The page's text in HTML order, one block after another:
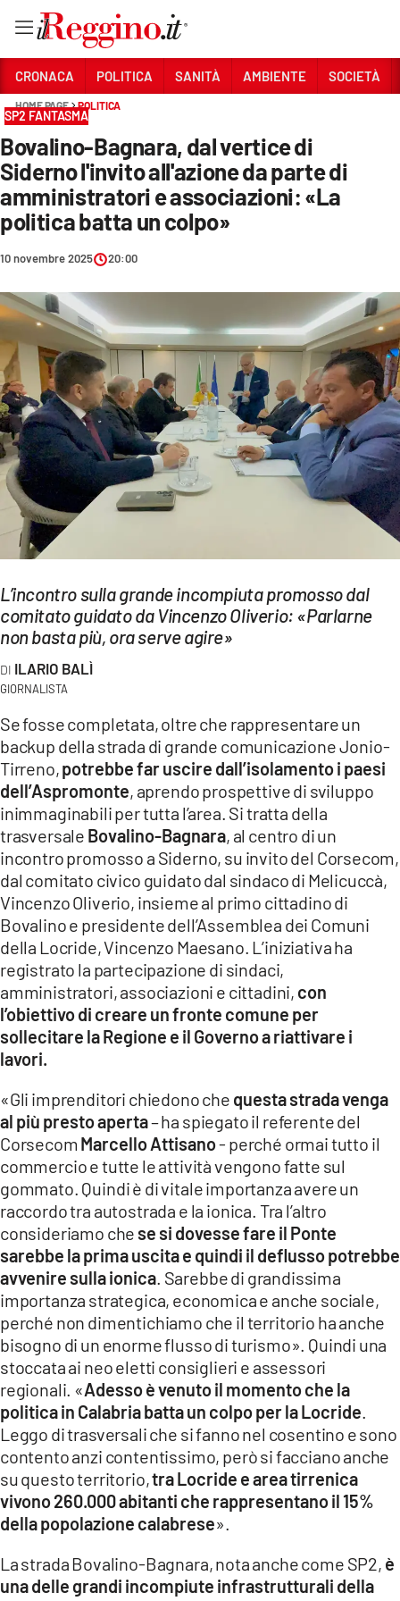
Sezioni
CRONACA
POLITICA
SANITÀ
AMBIENTE
SOCIETÀ
CULTURA
ECONOMIA E LAVORO
EVENTI
SPORT
Streaming
LAC TV
LAC ONAIR
LaC
Network
LACPLAY.IT
LACTV.IT
LACONAIR.IT
LACITYMAG.IT
ILREGGINO.IT
COSENZACHANNEL.IT
ILVIBONESE.IT
CATANZAROCHANNEL.IT
LACAPITALENEWS.IT
ANDROID
APPLE
CRONACA POLITICA SANITÀ AMBIENTE SOCIETÀ
HOME PAGE POLITICA
SP2 FANTASMA
Bovalino-Bagnara, dal vertice di
Siderno l'invito all'azione da parte di
amministratori e associazioni: «La
politica batta un colpo»
10 novembre 2025 20:00
L’incontro sulla grande incompiuta promosso dal
comitato guidato da Vincenzo Oliverio: «Parlarne
non basta più, ora serve agire»
ILARIO BALÌ
GIORNALISTA
Se fosse completata, oltre che rappresentare un
backup della strada di grande comunicazione Jonio-
Tirreno,potrebbe far uscire dall’isolamento i paesi
dell’Aspromonte, aprendo prospettive di sviluppo
inimmaginabili per tutta l’area. Si tratta della
trasversale Bovalino-Bagnara, al centro di un
incontro promosso a Siderno, su invito del Corsecom,
dal comitato civico guidato dal sindaco di Melicuccà,
Vincenzo Oliverio, insieme al primo cittadino di
Bovalino e presidente dell’Assemblea dei Comuni
della Locride, Vincenzo Maesano. L’iniziativa ha
registrato la partecipazione di sindaci,
amministratori, associazioni e cittadini, con
l’obiettivo di creare un fronte comune per
sollecitare la Regione e il Governo a riattivare i
lavori.
«Gli imprenditori chiedono che questa strada venga
al più presto aperta– ha spiegato il referente del
Corsecom Marcello Attisano- perché ormai tutto il
commercio e tutte le attività vengono fatte sul
gommato. Quindi è di vitale importanza avere un
raccordo tra autostrada e la ionica. Tra l’altro
consideriamo che se si dovesse fare il Ponte
sarebbe la prima uscita e quindi il deflusso potrebbe
avvenire sulla ionica . Sarebbe di grandissima
importanza strategica, economica e anche sociale,
perché non dimentichiamo che il territorio ha anche
bisogno di un enorme flusso di turismo». Quindi una
stoccata ai neo eletti consiglieri e assessori
regionali. «Adesso è venuto il momento che la
politica in Calabria batta un colpo per la Locride
Leggo di trasversali che si fanno nel cosentino e sono
contento anzi contentissimo, però si facciano anche
su questo territorio,tra Locride e area tirrenica
vivono 260.000 abitanti che rappresentano il 15%
della popolazione calabrese».
La strada Bovalino-Bagnara, nota anche come SP2, è
una delle grandi incompiute infrastrutturali della